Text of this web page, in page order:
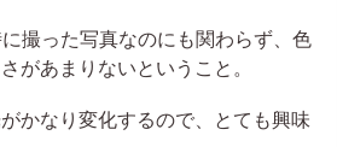
撮った写真なのにも関わらず、色
があまりないということ。
かなり変化するので、とても興味